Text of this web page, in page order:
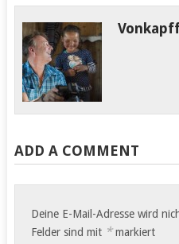
Ranomafana Naturpark
Das Wetter ist grauslig.
ADD A COMMENT
Deine E-Mail-Adresse wird
Felder sind mit *markiert